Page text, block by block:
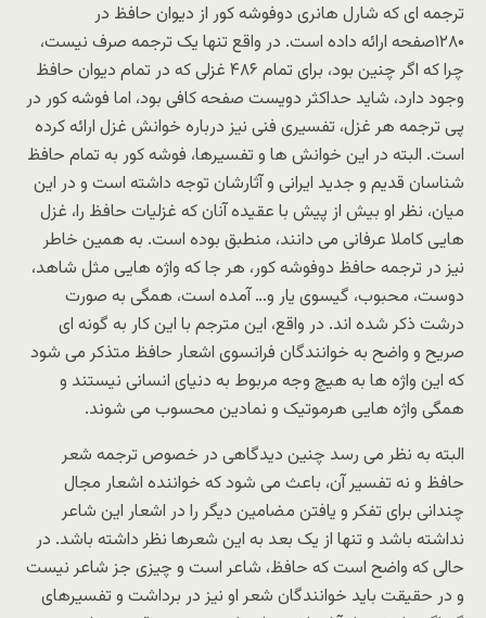
ترجمه ای که شارل هانری دوفوشه کور از دیوان حافظ در
۱۲۸۰صفحه ارائه داده است. در واقع تنها یک ترجمه صرف نیست،
چرا که اگر چنین بود، برای تمام ۴۸۶ غزلی که در تمام دیوان حافظ
وجود دارد، شاید حداکثر دویست صفحه کافی بود، اما فوشه کور در
پی ترجمه هر غزل، تفسیری فنی نیز درباره خوانش غزل ارائه کرده
است. البته در این خوانش ها و تفسیرها، فوشه کور به تمام حافظ
شناسان قدیم و جدید ایرانی و آثارشان توجه داشته است و در این
میان، نظر او بیش از پیش با عقیده آنان که غزلیات حافظ را، غزل
هایی کاملا عرفانی می دانند، منطبق بوده است. به همین خاطر
نیز در ترجمه حافظ دوفوشه کور، هر جا که واژه هایی مثل شاهد،
دوست، محبوب، گیسوی یار و… آمده است، همگی به صورت
درشت ذکر شده اند. در واقع، این مترجم با این کار به گونه ای
صریح و واضح به خوانندگان فرانسوی اشعار حافظ متذکر می شود
که این واژه ها به هیچ وجه مربوط به دنیای انسانی نیستند و
همگی واژه هایی هرموتیک و نمادین محسوب می شوند.
البته به نظر می رسد چنین دیدگاهی در خصوص ترجمه شعر
حافظ و نه تفسیر آن، باعث می شود که خواننده اشعار مجال
چندانی برای تفکر و یافتن مضامین دیگر را در اشعار این شاعر
نداشته باشد و تنها از یک بعد به این شعرها نظر داشته باشد. در
حالی که واضح است که حافظ، شاعر است و چیزی جز شاعر نیست
و در حقیقت باید خوانندگان شعر او نیز در برداشت و تفسیرهای